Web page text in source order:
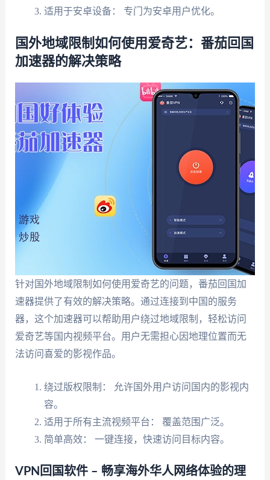
适用于安卓设备： 专门为安卓用户优化。
国外地域限制如何使用爱奇艺：番茄回国
加速器的解决策略
针对国外地域限制如何使用爱奇艺的问题，番茄回国加
速器提供了有效的解决策略。通过连接到中国的服务
器，这个加速器可以帮助用户绕过地域限制，轻松访问
爱奇艺等国内视频平台。用户无需担心因地理位置而无
法访问喜爱的影视作品。
绕过版权限制： 允许国外用户访问国内的影视内
容。
适用于所有主流视频平台： 覆盖范围广泛。
简单高效： 一键连接，快速访问目标内容。
VPN回国软件 – 畅享海外华人网络体验的理